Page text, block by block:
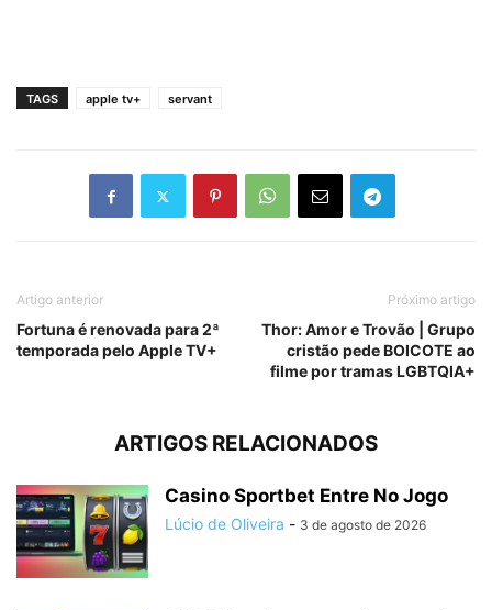
TAGS apple tv+ servant
Artigo anterior
Fortuna é renovada para 2ª
temporada pelo Apple TV+
Próximo artigo
Thor: Amor e Trovão | Grupo
cristão pede BOICOTE ao
filme por tramas LGBTQIA+
ARTIGOS RELACIONADOS
Casino Sportbet Entre No Jogo
Lúcio de Oliveira - 3 de agosto de 2026